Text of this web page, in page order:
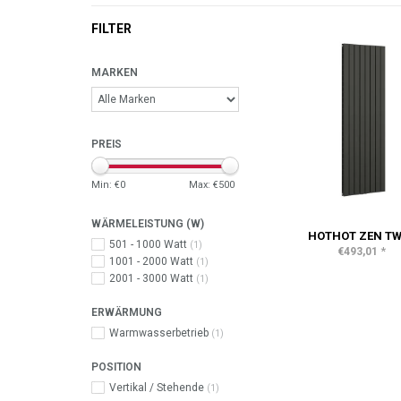
FILTER
MARKEN
PREIS
Min: €0 Max: €500
WÄRMELEISTUNG (W)
501 - 1000 Watt (1)
1001 - 2000 Watt (1)
2001 - 3000 Watt (1)
ERWÄRMUNG
Warmwasserbetrieb (1)
POSITION
Vertikal / Stehende (1)
HOTHOT ZEN
€493,01 *